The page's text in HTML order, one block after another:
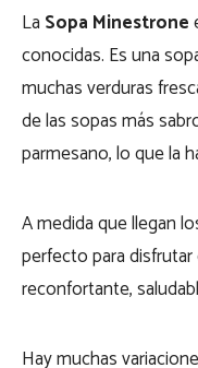
La Sopa Minestrone
conocidas. Es una
muchas verduras
de las sopas más
parmesano, lo que la
A medida que llegan
perfecto para
reconfortante,
Hay muchas